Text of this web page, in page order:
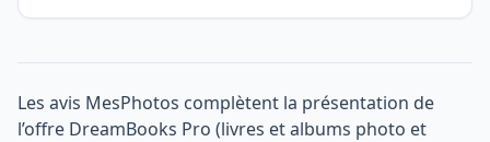
Les avis MesPhotos complètent la présentation de
l’offre DreamBooks Pro (livres et albums photo et